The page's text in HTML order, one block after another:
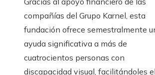
compañías del Grupo Karnel, esta
fundación ofrece semestralmente
ayuda significativa a más de
cuatrocientos personas con
discapacidad visual, facilitándoles el